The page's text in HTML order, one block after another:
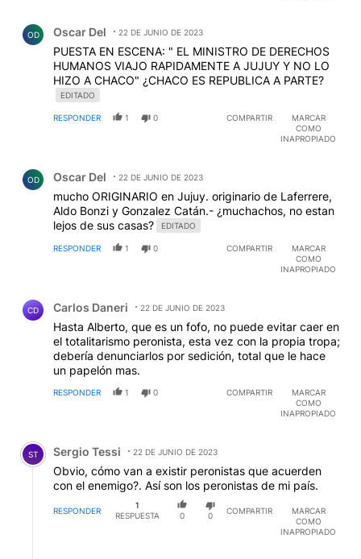
OD Oscar Del 22 DE JUNIO DE 2023
PUESTA EN ESCENA: " EL MINISTRO DE DERECHOS
HUMANOS VIAJO RAPIDAMENTE A JUJUY Y NO LO
HIZO A CHACO" ¿CHACO ES REPUBLICA A PARTE?
EDITADO
RESPONDER 1 0 COMPARTIR
MARCAR
COMO
INAPROPIADO
OD Oscar Del 22 DE JUNIO DE 2023
mucho ORIGINARIO en Jujuy. originario de Laferrere,
Aldo Bonzi y Gonzalez Catán.- ¿muchachos, no estan
lejos de sus casas?
EDITADO
RESPONDER 1 0 COMPARTIR
MARCAR
COMO
INAPROPIADO
CD Carlos Daneri 22 DE JUNIO DE 2023
Hasta Alberto, que es un fofo, no puede evitar caer en
el totalitarismo peronista, esta vez con la propia tropa;
debería denunciarlos por sedición, total que le hace
un papelón mas.
RESPONDER 1 0 COMPARTIR
MARCAR
COMO
INAPROPIADO
Comentario de Sergio Tessi.
ST Sergio Tessi 22 DE JUNIO DE 2023
Obvio, cómo van a existir peronistas que acuerden
con el enemigo?. Así son los peronistas de mi país.
RESPONDER
1
RESPUESTA
0 0
COMPARTIR
MARCAR
COMO
INAPROPIADO